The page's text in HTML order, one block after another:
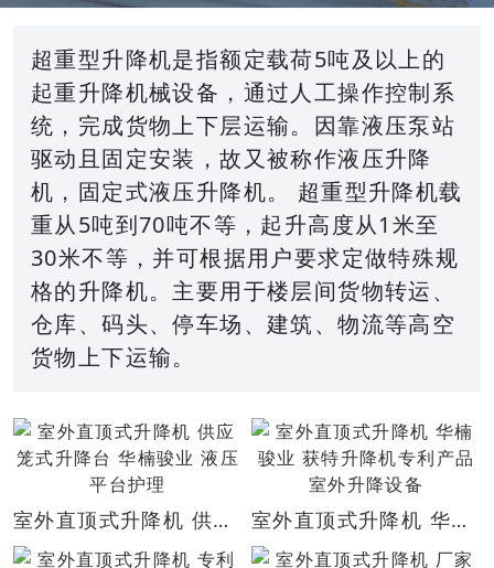
超重型升降机是指额定载荷5吨及以上的
起重升降机械设备，通过人工操作控制系
统，完成货物上下层运输。因靠液压泵站
驱动且固定安装，故又被称作液压升降
机，固定式液压升降机。 超重型升降机载
重从5吨到70吨不等，起升高度从1米至
30米不等，并可根据用户要求定做特殊规
格的升降机。主要用于楼层间货物转运、
仓库、码头、停车场、建筑、物流等高空
货物上下运输。
室外直顶式升降机 供应笼式升降台 华楠骏业 液压平台护理 室外直顶式升降机 华楠骏业 获特升降机专利产品 室外升降设备